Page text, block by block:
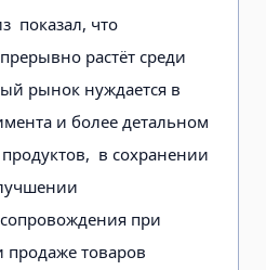
показал, что
растёт среди
рынок нуждается в
и более детальном
в сохранении
при
продаже товаров